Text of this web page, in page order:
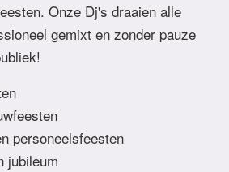
Onze Dj's draaien alle
gemixt en zonder pauze
personeelsfeesten
jubileum